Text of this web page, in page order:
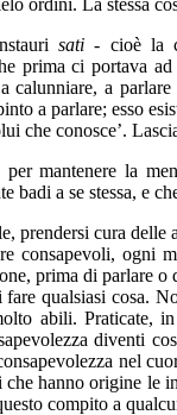
ordini. La stessa
sati - cioè la
prima ci portava
a calunniare, a
a parlare; esso
che conosce’.
per mantenere la
badi a se stessa, e
prendersi cura delle
consapevoli,
prima di parlare
fare qualsiasi cosa.
abili. Praticate,
diventi
nel
hanno origine le
compito a